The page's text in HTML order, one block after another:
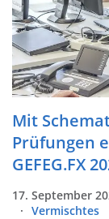
Mit
Prüfungen
GEFEG.FX
17. September
Vermischtes